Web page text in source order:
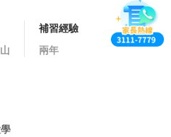
補習經驗
兩年